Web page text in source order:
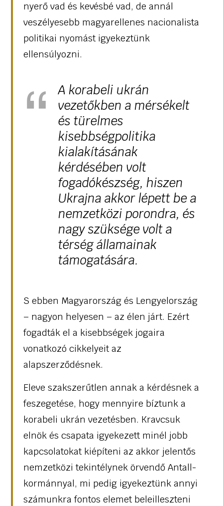
nyerő vad és kevésbé vad, de annál
veszélyesebb magyarellenes nacionalista
politikai nyomást igyekeztünk
ellensúlyozni.
A korabeli ukrán
vezetőkben a mérsékelt
és türelmes
kisebbségpolitika
kialakításának
kérdésében volt
fogadókészség, hiszen
Ukrajna akkor lépett be a
nemzetközi porondra, és
nagy szüksége volt a
térség államainak
támogatására.
S ebben Magyarország és Lengyelország
– nagyon helyesen – az élen járt. Ezért
fogadták el a kisebbségek jogaira
vonatkozó cikkelyeit az
alapszerződésnek.
Eleve szakszerűtlen annak a kérdésnek a
feszegetése, hogy mennyire bíztunk a
korabeli ukrán vezetésben. Kravcsuk
elnök és csapata igyekezett minél jobb
kapcsolatokat kiépíteni az akkor jelentős
nemzetközi tekintélynek örvendő Antall-
kormánnyal, mi pedig igyekeztünk annyi
számunkra fontos elemet beleilleszteni